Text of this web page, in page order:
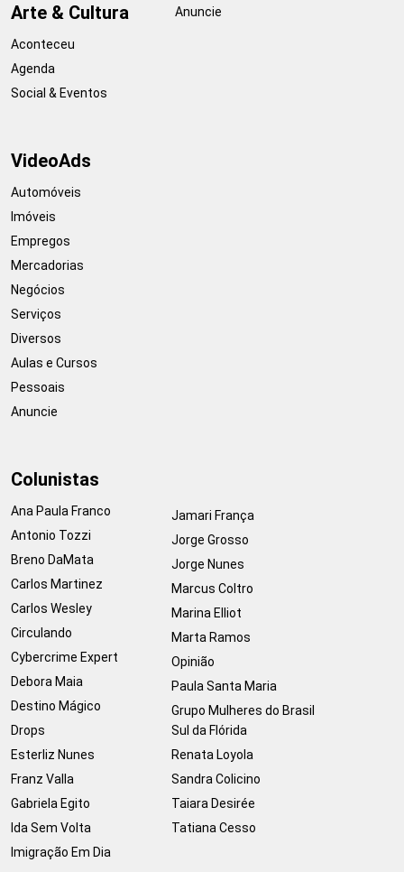
Arte & Cultura
Aconteceu
Agenda
Social & Eventos
Anuncie
VideoAds
Automóveis
Imóveis
Empregos
Mercadorias
Negócios
Serviços
Diversos
Aulas e Cursos
Pessoais
Anuncie
Colunistas
Ana Paula Franco
Antonio Tozzi
Breno DaMata
Carlos Martinez
Carlos Wesley
Circulando
Cybercrime Expert
Debora Maia
Destino Mágico
Drops
Esterliz Nunes
Franz Valla
Gabriela Egito
Ida Sem Volta
Imigração Em Dia
Jamari França
Jorge Grosso
Jorge Nunes
Marcus Coltro
Marina Elliot
Marta Ramos
Opinião
Paula Santa Maria
Grupo Mulheres do Brasil
Sul da Flórida
Renata Loyola
Sandra Colicino
Taiara Desirée
Tatiana Cesso